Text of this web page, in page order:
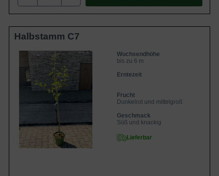
Halbstamm C7
Wuchsendhöhe
bis zu 6 m
Erntezeit
Frucht
Dunkelrot und mittelgroß
Geschmack
Süß und knackig
Lieferbar